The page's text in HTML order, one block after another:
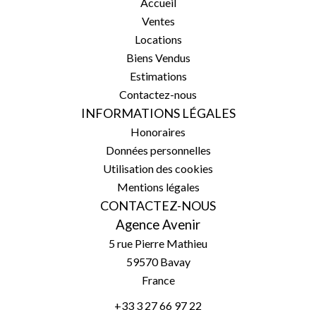
Ventes
Locations
Biens Vendus
Estimations
Contactez-nous
INFORMATIONS LÉGALES
Honoraires
Données personnelles
Utilisation des cookies
Mentions légales
CONTACTEZ-NOUS
Agence Avenir
5 rue Pierre Mathieu
59570Bavay
France
+33 3 27 66 97 22